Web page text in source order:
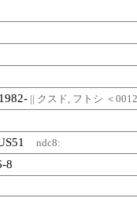
|| クスド, フトシ ＜
ndc8:
8